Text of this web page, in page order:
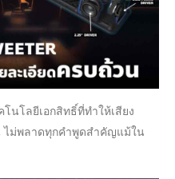
โนโลยีเอกสิทธิ์ที่ทำให้เสียง
ไม่พลาดทุกคำพูดสำคัญแม้ใน